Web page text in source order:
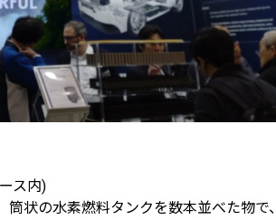
ス内)
状の水素燃料タンクを数本並べた物で、